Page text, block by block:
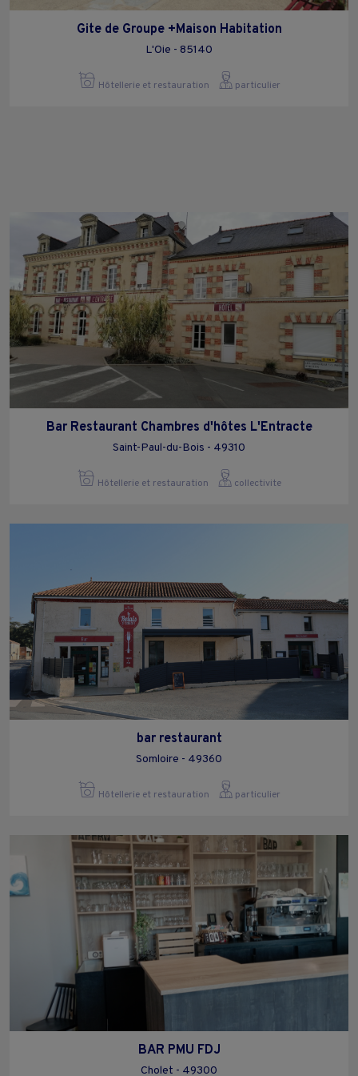
Gite de Groupe +Maison Habitation
L'Oie - 85140
Hôtellerie et restauration particulier
Bar Restaurant Chambres d'hôtes L'Entracte
Saint-Paul-du-Bois - 49310
Hôtellerie et restauration collectivite
bar restaurant
Somloire - 49360
Hôtellerie et restauration particulier
BAR PMU FDJ
Cholet - 49300